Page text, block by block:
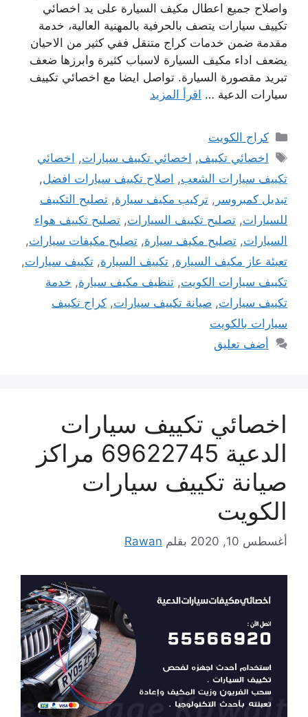
واصلاح جميع اعطال مكيف السيارة على يد اخصائي
تكييف سيارات يتصف بالحرفية بالمهنية العالية، خدمة
مقدمة ضمن خدمات كراج متنقل ففي كثير من الاحيان
يضعف اداء مكيف السيارة لاسباب كثيرة وابرزها ضعف
تبريد مقصورة السيارة. تواصل ايضا مع اخصائي تكييف
سيارات الدعية … اقرأ المزيد
التصنيفات
كراج الكويت
الوسوم
اخصائي تكييف, اخصائي تكييف سيارات, اخصائي
تكييف سيارات الشعب, اصلاح تكييف سيارات افضل,
تبديل كمبروسر , تركيب مكيف سيارة, تصليح التكييف
للسيارات, تصليح تكييف السيارات, تصليح تكييف هواء
السيارات, تصليح مكيف سيارة, تصليح مكيفات سيارات,
تعبئة عاز مكيف السيارة, تكييف السيارة, تكييف سيارات,
تكييف سيارات الكويت, تنظيف مكيف سيارة, خدمة
تكييف سيارات, صيانة تكييف سيارات, كراج تكييف
سيارات بالكويت
أضف تعليق
اخصائي تكييف سيارات
الدعية 69622745 مراكز
صيانة تكييف سيارات
الكويت
أغسطس 10, 2020 بقلم Rawan